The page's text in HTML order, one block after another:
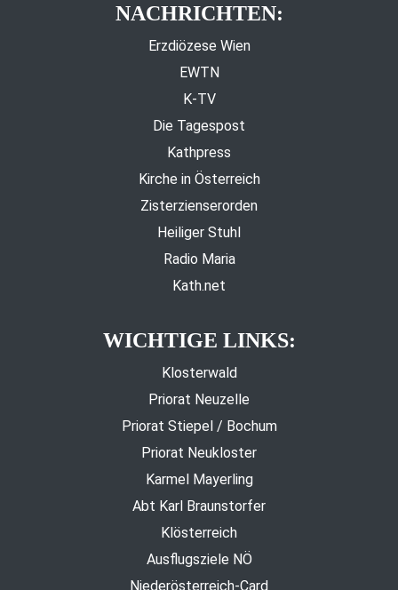
NACHRICHTEN:
Erzdiözese Wien
EWTN
K-TV
Die Tagespost
Kathpress
Kirche in Österreich
Zisterzienserorden
Heiliger Stuhl
Radio Maria
Kath.net
WICHTIGE LINKS:
Klosterwald
Priorat Neuzelle
Priorat Stiepel / Bochum
Priorat Neukloster
Karmel Mayerling
Abt Karl Braunstorfer
Klösterreich
Ausflugsziele NÖ
Niederösterreich-Card